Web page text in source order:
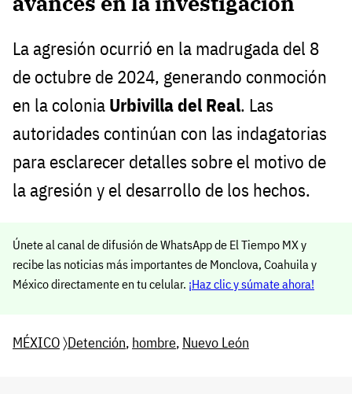
La agresión ocurrió en la madrugada del 8
de octubre de 2024, generando conmoción
en la colonia Urbivilla del Real. Las
autoridades continúan con las indagatorias
para esclarecer detalles sobre el motivo de
la agresión y el desarrollo de los hechos.
Únete al canal de difusión de WhatsApp de El Tiempo MX y
recibe las noticias más importantes de Monclova, Coahuila y
México directamente en tu celular. ¡Haz clic y súmate ahora!
MÉXICO〉Detención, hombre, Nuevo León